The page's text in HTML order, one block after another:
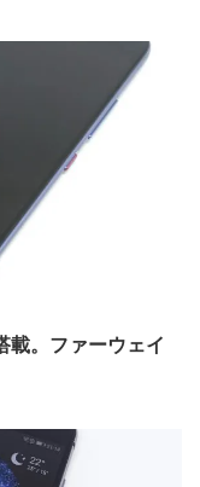
載。ファーウェイ